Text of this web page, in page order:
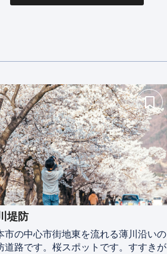
堤防
市の中心市街地東を流れる薄川沿いの
道路です。桜スポットです。すすきが